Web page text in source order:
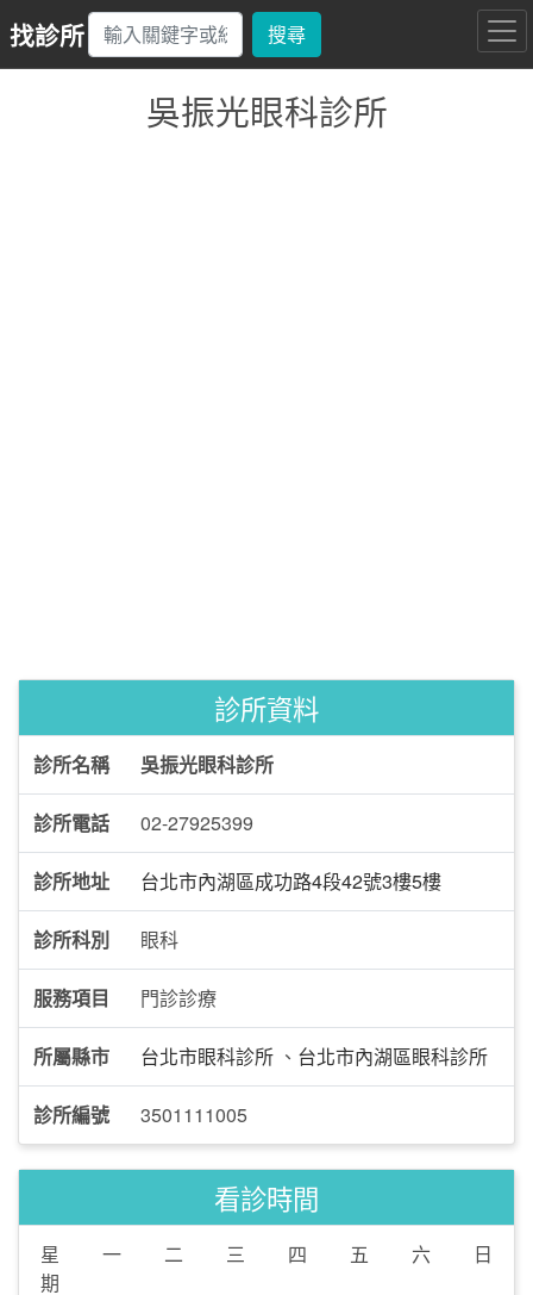
找診所 搜尋
吳振光眼科診所
診所資料
診所名稱 吳振光眼科診所
診所電話 02-27925399
診所地址 台北市內湖區成功路4段42號3樓5樓
診所科別 眼科
服務項目 門診診療
所屬縣市 台北市眼科診所 、 台北市內湖區眼科診所
診所編號 3501111005
看診時間
星
期
一 二 三 四 五 六 日